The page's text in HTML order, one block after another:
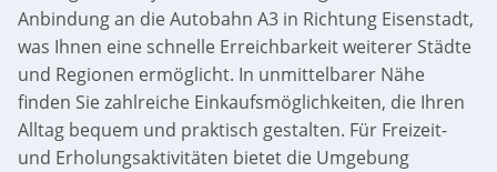
Anbindung an die Autobahn A3 in Richtung Eisenstadt,
was Ihnen eine schnelle Erreichbarkeit weiterer Städte
und Regionen ermöglicht. In unmittelbarer Nähe
finden Sie zahlreiche Einkaufsmöglichkeiten, die Ihren
Alltag bequem und praktisch gestalten. Für Freizeit-
und Erholungsaktivitäten bietet die Umgebung